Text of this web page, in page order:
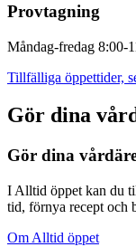
Provtagning
Måndag-fredag 8:00-
Tillfälliga öppettider,
Gör dina
Gör dina
I Alltid öppet kan du
tid, förnya recept och
Om Alltid öppet